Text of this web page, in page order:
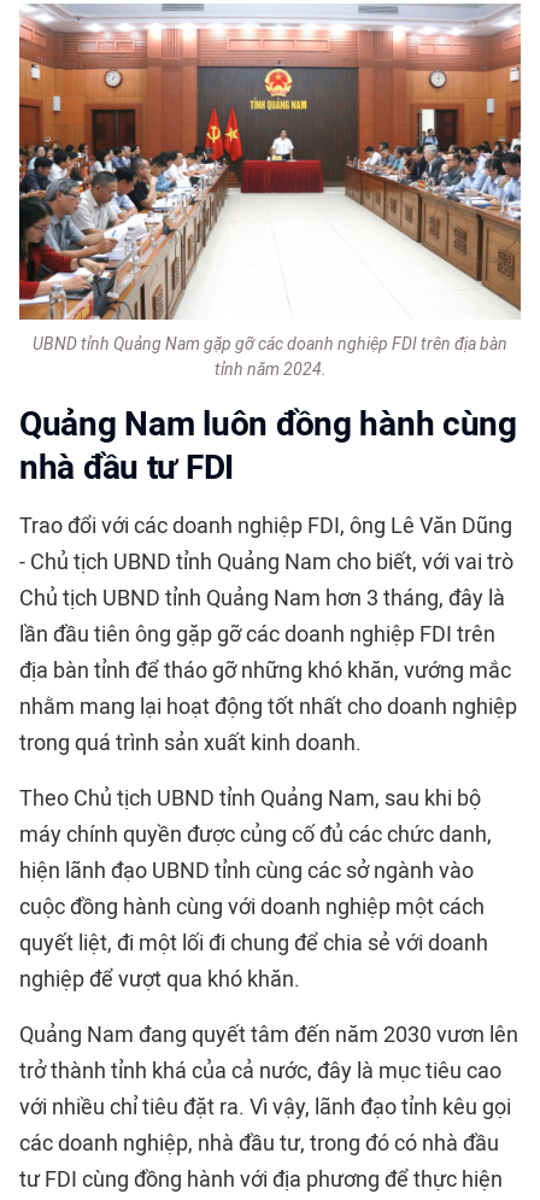
UBND tỉnh Quảng Nam gặp gỡ các doanh nghiệp FDI trên địa bàn
tỉnh năm 2024.
Quảng Nam luôn đồng hành cùng
nhà đầu tư FDI
Trao đổi với các doanh nghiệp FDI, ông Lê Văn Dũng
- Chủ tịch UBND tỉnh Quảng Nam cho biết, với vai trò
Chủ tịch UBND tỉnh Quảng Nam hơn 3 tháng, đây là
lần đầu tiên ông gặp gỡ các doanh nghiệp FDI trên
địa bàn tỉnh để tháo gỡ những khó khăn, vướng mắc
nhằm mang lại hoạt động tốt nhất cho doanh nghiệp
trong quá trình sản xuất kinh doanh.
Theo Chủ tịch UBND tỉnh Quảng Nam, sau khi bộ
máy chính quyền được củng cố đủ các chức danh,
hiện lãnh đạo UBND tỉnh cùng các sở ngành vào
cuộc đồng hành cùng với doanh nghiệp một cách
quyết liệt, đi một lối đi chung để chia sẻ với doanh
nghiệp để vượt qua khó khăn.
Quảng Nam đang quyết tâm đến năm 2030 vươn lên
trở thành tỉnh khá của cả nước, đây là mục tiêu cao
với nhiều chỉ tiêu đặt ra. Vì vậy, lãnh đạo tỉnh kêu gọi
các doanh nghiệp, nhà đầu tư, trong đó có nhà đầu
tư FDI cùng đồng hành với địa phương để thực hiện